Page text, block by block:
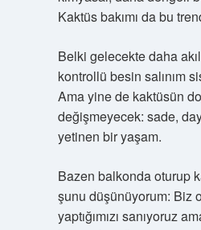
Kaktüs bakımı da bu
Belki gelecekte daha
kontrollü besin salınım
Ama yine de kaktüsün
değişmeyecek: sade,
yetinen bir yaşam.
Bazen balkonda oturup
şunu düşünüyorum: Biz
yaptığımızı sanıyoruz